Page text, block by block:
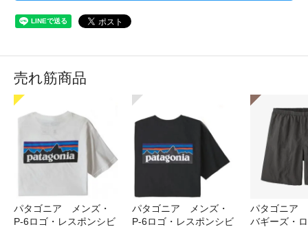
売れ筋商品
パタゴニア メンズ・
P-6ロゴ・レスポンシビ
パタゴニア メンズ・
P-6ロゴ・レスポンシビ
パタゴニア
バギーズ・